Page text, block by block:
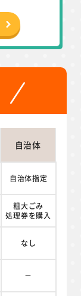
自治体
自治体指定
粗大ごみ
処理券を購入
なし
－